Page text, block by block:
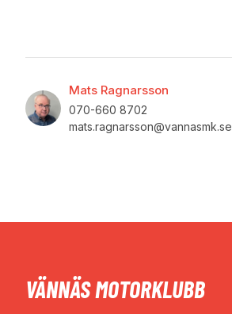
Mats Ragnarsson
070-660 8702
mats.ragnarsson@vannasmk.se
VÄNNÄS MOTORKLUBB